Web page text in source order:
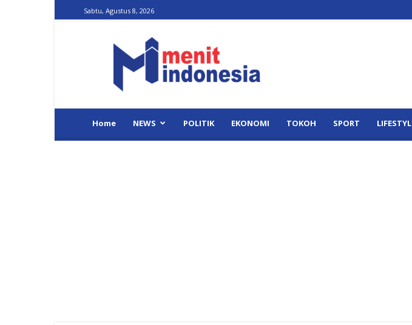
Sabtu, Agustus 8, 2026
Indonesia
Home NEWS POLITIK EKONOMI TOKOH SPORT